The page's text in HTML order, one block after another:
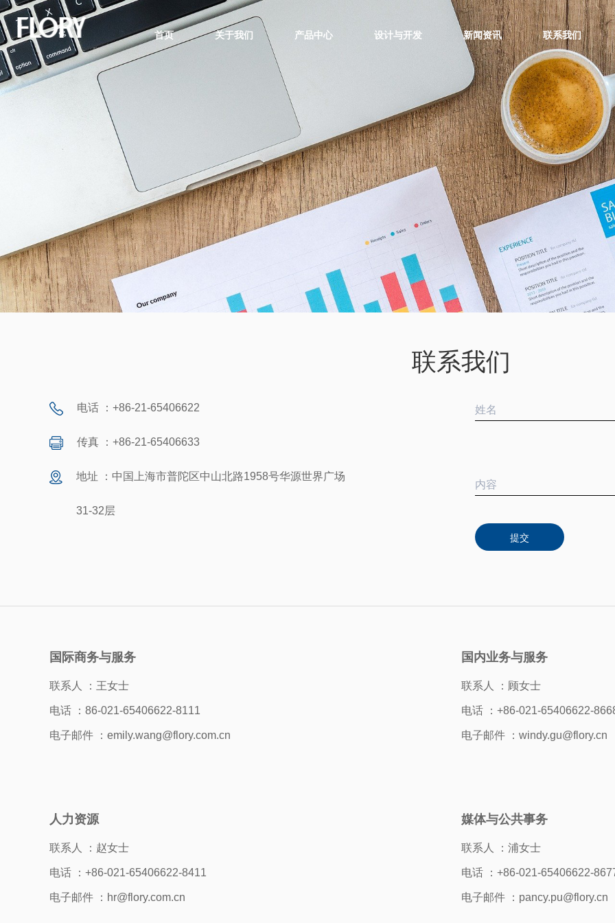
首页 关于我们 产品中心 设计与开发 新闻资讯 联系我们
联系我们
电话 ：+86-21-65406622
传真 ：+86-21-65406633
地址 ：中国上海市普陀区中山北路1958号华源世界广场
31-32层
提交
国际商务与服务
联系人 ：王女士
电话 ：86-021-65406622-8111
电子邮件 ：emily.wang@flory.com.cn
国内业务与服务
联系人 ：顾女士
电话 ：+86-021-65406622-
电子邮件 ：windy.gu@flory.cn
人力资源
联系人 ：赵女士
电话 ：+86-021-65406622-8411
电子邮件 ：hr@flory.com.cn
媒体与公共事务
联系人 ：浦女士
电话 ：+86-021-65406622-
电子邮件 ：pancy.pu@flory.cn